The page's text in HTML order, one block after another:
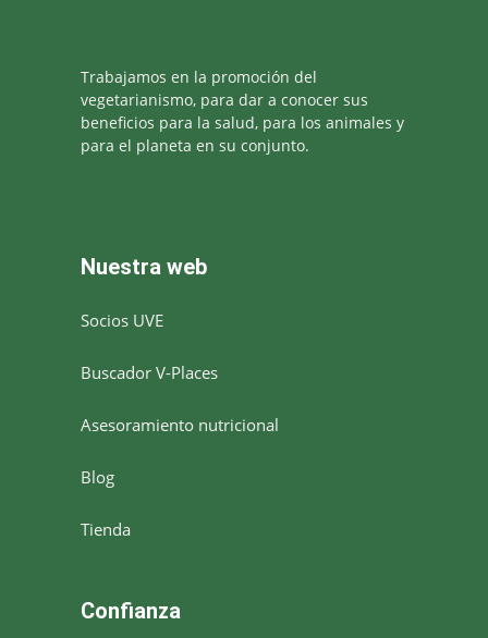
Trabajamos en la promoción del
vegetarianismo, para dar a conocer sus
beneficios para la salud, para los animales y
para el planeta en su conjunto.
Nuestra web
Socios UVE
Buscador V-Places
Asesoramiento nutricional
Blog
Tienda
Confianza